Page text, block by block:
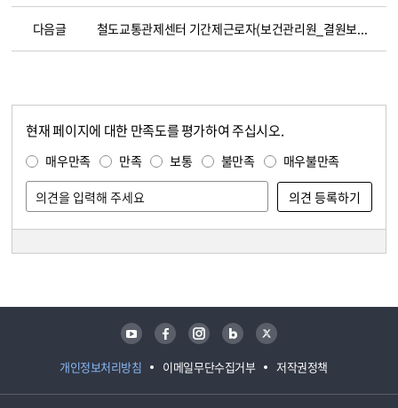
다음글 철도교통관제센터 기간제근로자(보건관리원_결원보충대체인력) 채용 공고 (~5.8)
현재 페이지에 대한 만족도를 평가하여 주십시오.
매우만족 만족 보통 불만족 매우불만족
개인정보처리방침 이메일무단수집거부 저작권정책
유튜브 페이스북 인스타그램 블로그 트위터